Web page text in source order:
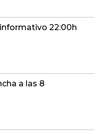
22:00h
a las 8